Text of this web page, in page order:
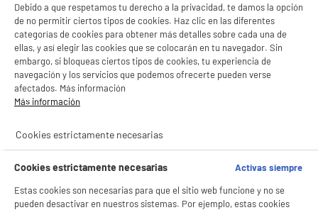
product_list_sticky_button_Filter
ELECTROCHOLLOS
★★★★★
★★★★★
4.6/5(758)
Batidora portátil vaso NINJA BLAST BC151EUBK
54€96
Debido a que respetamos tu derecho a la privacidad, te damos la opción
de no permitir ciertos tipos de cookies. Haz clic en las diferentes
categorías de cookies para obtener más detalles sobre cada una de
ellas, y así elegir las cookies que se colocarán en tu navegador. Sin
embargo, si bloqueas ciertos tipos de cookies, tu experiencia de
navegación y los servicios que podemos ofrecerte pueden verse
afectados. Más información
Más información
Cookies estrictamente necesarias
Cookies estrictamente necesarias
Activas siempre
Estas cookies son necesarias para que el sitio web funcione y no se
pueden desactivar en nuestros sistemas. Por ejemplo, estas cookies